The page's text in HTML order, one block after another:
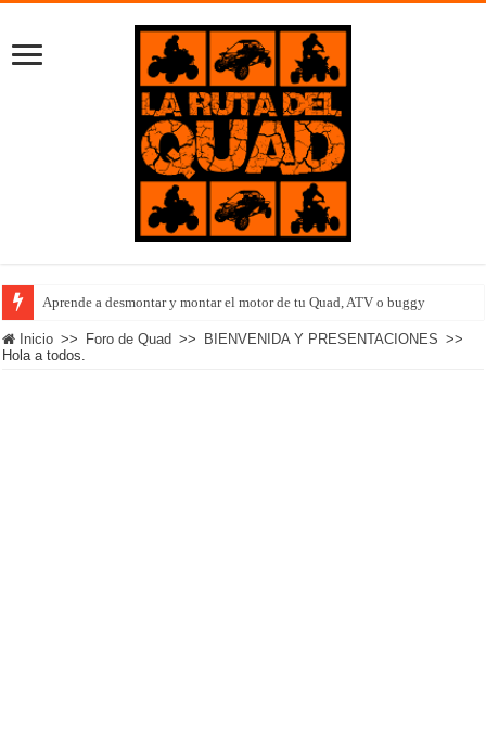
Aprende a desmontar y montar el motor de tu Quad, ATV o buggy
Inicio >> Foro de Quad >> BIENVENIDA Y PRESENTACIONES >>
Hola a todos.